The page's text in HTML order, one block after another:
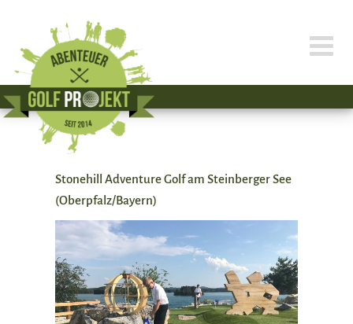
Stonehill Adventure Golf am Steinberger See
(Oberpfalz/Bayern)
Zeige
grösseres
Bild